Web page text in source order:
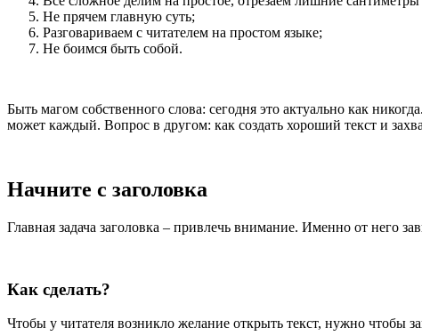
Не прячем главную суть;
Разговариваем с читателем на простом языке;
Не боимся быть собой.
Быть магом собственного слова: сегодня это актуально как
может каждый. Вопрос в другом: как создать хороший текст и
Начните с заголовка
Главная задача заголовка – привлечь внимание. Именно от него
Как сделать?
Чтобы у читателя возникло желание открыть текст, нужно чтобы